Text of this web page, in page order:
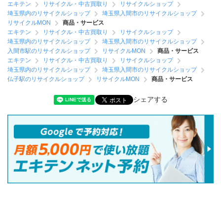
エキテン リサイクル・中古買取り
リサイクルショップ
埼玉県内のリサイクルショップ
埼玉県入間市のリサイクルショップ
リサイクルMON
商品・サービス
エキテン
リサイクル・中古買取り
リサイクルショップ
埼玉県内のリサイクルショップ
埼玉県入間市のリサイクルショップ
入間市駅のリサイクルショップ
リサイクルMON
商品・サービス
エキテン
リサイクル・中古買取り
リサイクルショップ
埼玉県内のリサイクルショップ
埼玉県入間市のリサイクルショップ
仏子駅のリサイクルショップ
リサイクルMON 商品・サービス
シェアする